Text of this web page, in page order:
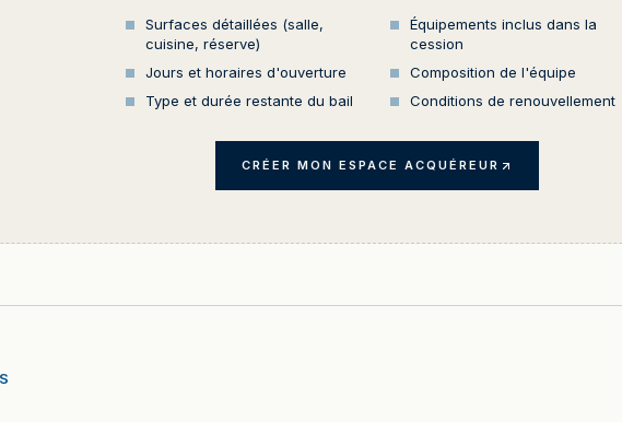
Surfaces détaillées (salle,
cuisine, réserve)
Équipements inclus dans la
cession
Jours et horaires d'ouverture
Composition de l'équipe
Type et durée restante du bail
Conditions de renouvellement
CRÉER MON ESPACE ACQUÉREUR